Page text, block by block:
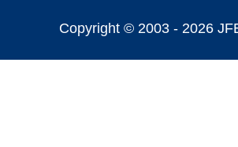
Copyright © 2003 - 2026